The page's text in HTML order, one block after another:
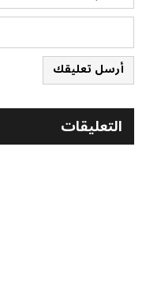
أرسل تعليقك
التعليقات